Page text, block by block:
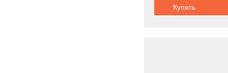
Купить